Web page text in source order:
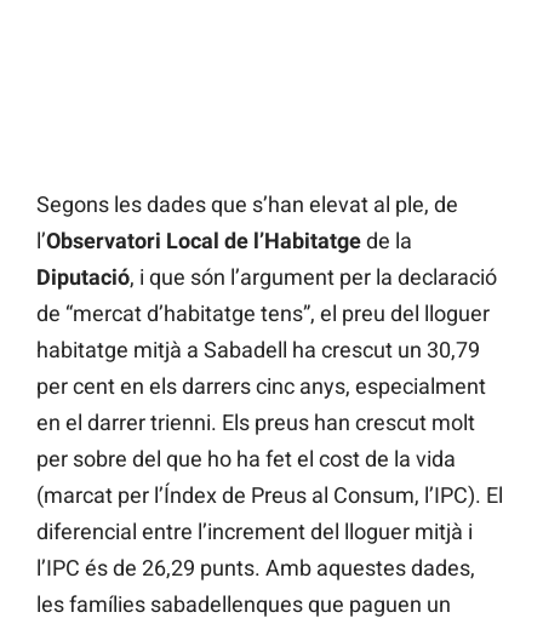
Segons les dades que s’han elevat al ple, de
l’Observatori Local de l’Habitatgede la
Diputació, i que són l’argument per la declaració
de “mercat d’habitatge tens”, el preu del lloguer
habitatge mitjà a Sabadell ha crescut un 30,79
per cent en els darrers cinc anys, especialment
en el darrer trienni. Els preus han crescut molt
per sobre del que ho ha fet el cost de la vida
(marcat per l’Índex de Preus al Consum, l’IPC). El
diferencial entre l’increment del lloguer mitjà i
l’IPC és de 26,29 punts. Amb aquestes dades,
les famílies sabadellenques que paguen un